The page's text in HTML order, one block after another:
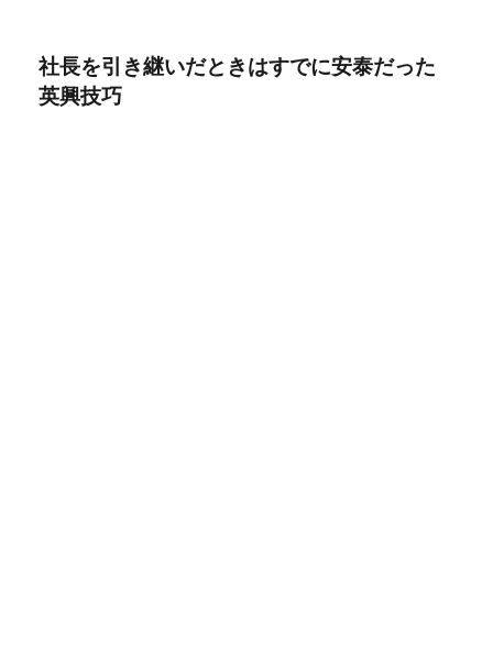
社長を引き継いだときはすでに安泰だった
英興技巧